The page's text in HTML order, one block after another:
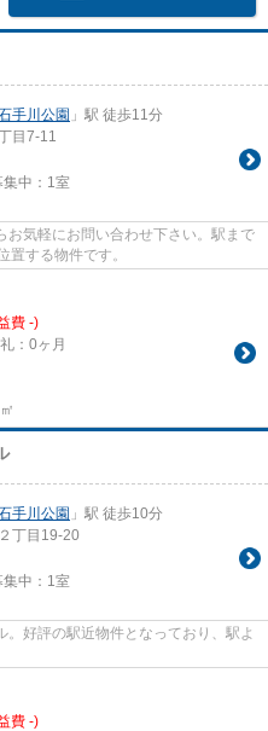
手川公園 」駅 徒歩11分
目7-11
中： 1室
お気軽にお問い合わせ下さい。駅まで
する物件です。
費 -)
：0ヶ月
手川公園 」駅 徒歩10分
２丁目19-20
中： 1室
好評の駅近物件となっており、駅よ
費 -)